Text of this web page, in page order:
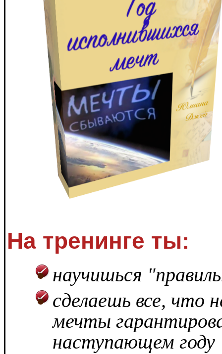
На тренинге ты:
научишься
сделаешь все, что
мечты
наступающем году